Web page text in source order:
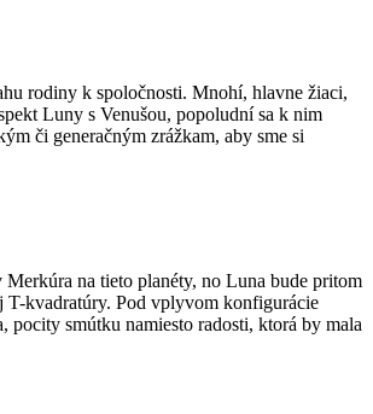
rodiny k spoločnosti. Mnohí, hlavne žiaci,
Luny s Venušou, popoludní sa k nim
či generačným zrážkam, aby sme si
na tieto planéty, no Luna bude pritom
T-kvadratúry. Pod vplyvom konfigurácie
smútku namiesto radosti, ktorá by mala